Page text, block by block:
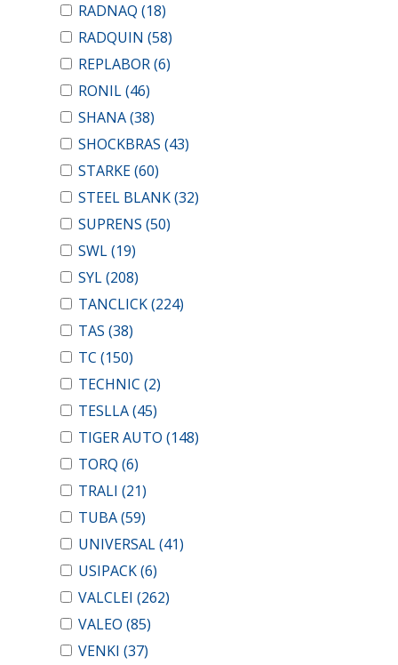
RADNAQ (18)
RADQUIN (58)
REPLABOR(6)
RONIL(46)
SHANA(38)
SHOCKBRAS (43)
STARKE(60)
STEEL BLANK(32)
SUPRENS (50)
SWL(19)
SYL(208)
TANCLICK(224)
TAS (38)
TC (150)
TECHNIC (2)
TESLLA(45)
TIGER AUTO (148)
TORQ (6)
TRALI (21)
TUBA(59)
UNIVERSAL(41)
USIPACK(6)
VALCLEI (262)
VALEO (85)
VENKI (37)